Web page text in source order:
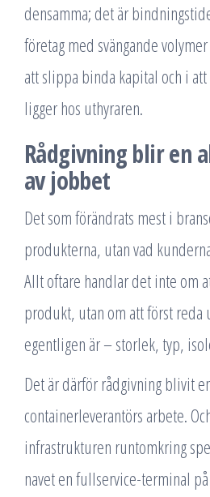
densamma; det är
företag med svängande
att slippa binda kapital och i
ligger hos uthyraren.
Rådgivning blir en
av jobbet
Det som förändrats mest i
produkterna, utan vad
Allt oftare handlar det inte om
produkt, utan om att först reda
egentligen är – storlek, typ,
Det är därför rådgivning blivit
containerleverantörs arbete.
infrastrukturen runtomkring
navet en fullservice-terminal